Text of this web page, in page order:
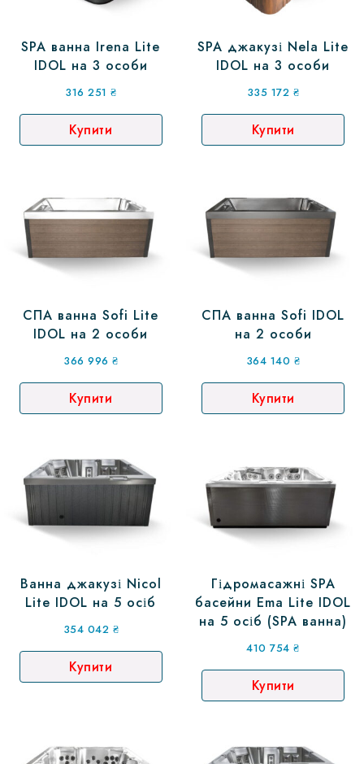
SPA ванна Irena Lite
IDOL на 3 особи
316 251₴
Купити
SPA джакузі Nela Lite
IDOL на 3 особи
335 172 ₴
Купити
СПА ванна Sofi Lite
IDOL на 2 особи
366 996₴
Купити
СПА ванна Sofi IDOL
на 2 особи
364 140 ₴
Купити
Ванна джакузі Nicol
Lite IDOL на 5 осіб
354 042 ₴
Купити
Гідромасажні SPA
басейни Ema Lite IDOL
на 5 осіб (SPA ванна)
410 754₴
Купити